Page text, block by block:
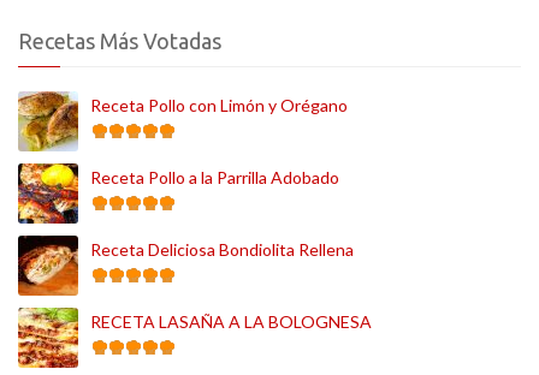
Recetas Más Votadas
Receta Pollo con Limón y Orégano
Receta Pollo a la Parrilla Adobado
Receta Deliciosa Bondiolita Rellena
RECETA LASAÑA A LA BOLOGNESA